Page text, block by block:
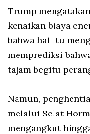
Trump
kenaikan biaya
bahwa hal itu
memprediksi
tajam begitu
Namun,
melalui Selat
mengangkut